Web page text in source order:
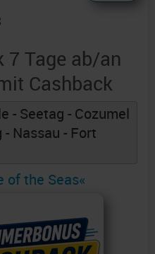
7 Tage ab/an
Cashback
- Seetag - Cozumel
Nassau - Fort
of the Seas«